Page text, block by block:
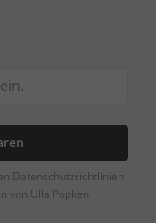
Datenschutzrichtlinien
von Ulla Popken